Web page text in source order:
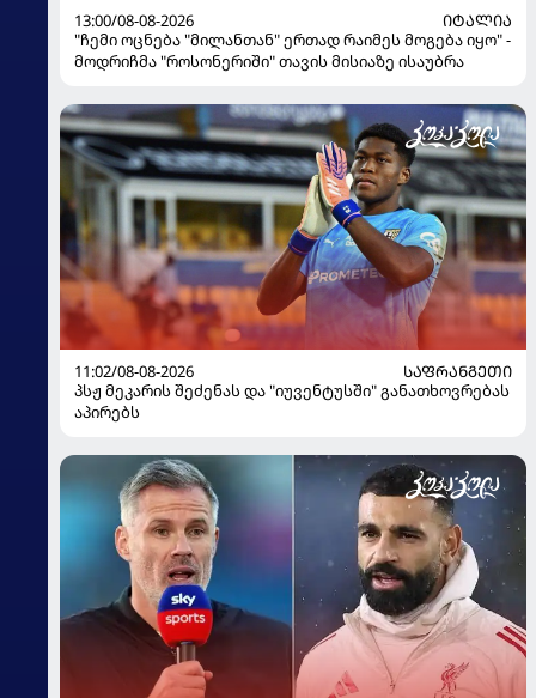
13:00/08-08-2026
ᲘᲢᲐᲚᲘᲐ
"ჩემი ოცნება "მილანთან" ერთად რაიმეს მოგება იყო" -
მოდრიჩმა "როსონერიში" თავის მისიაზე ისაუბრა
11:02/08-08-2026
ᲡᲐᲤᲠᲐᲜᲒᲔᲗᲘ
პსჟ მეკარის შეძენას და "იუვენტუსში" განათხოვრებას
აპირებს